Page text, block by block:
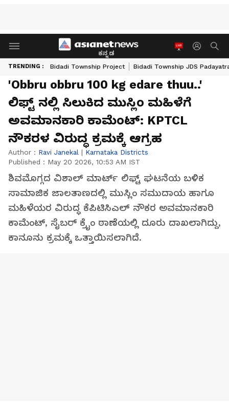
ಕನ್ನಡ
TRENDING : Bidadi Township Project Bidadi Township JDS
'Obbru obbru 100 kg edare thuu..'
ಲಿಫ್ಟ್‌ ನಲ್ಲಿ ಸಿಲುಕಿದ ಮುಸ್ಲಿಂ ಮಹಿಳೆಗೆ
ಅವಮಾನಕಾರಿ ಕಾಮೆಂಟ್‌: KPTCL
ನೌಕರಳ ವಿರುದ್ಧ ಕ್ರಮಕ್ಕೆ ಆಗ್ರಹ
Author : Ravi Janekal | Karnataka Districts
Published : May 20 2026, 10:53 AM IST
ಶಿವಮೊಗ್ಗದ ವಿಶಾಲ್‌ ಮಾರ್ಟ್‌ ಲಿಫ್ಟ್‌ ಘಟನೆಯ ಬಳಿಕ
ಸಾಮಾಜಿಕ ಜಾಲತಾಣದಲ್ಲಿ ಮುಸ್ಲಿಂ ಸಮುದಾಯ ಹಾಗೂ
ಮಹಿಳೆಯರ ವಿರುದ್ಧ ಕೆಪಿಟಿಸಿಎಲ್‌ ನೌಕರ ಅವಮಾನಕಾರಿ
ಕಾಮೆಂಟ್, ಸೈಬರ್‌ ಕ್ರೈಂ ಠಾಣೆಯಲ್ಲಿ ದೂರು ದಾಖಲಾಗಿದ್ದು,
ಕಾನೂನು ಕ್ರಮಕ್ಕೆ ಒತ್ತಾಯಿಸಲಾಗಿದೆ.